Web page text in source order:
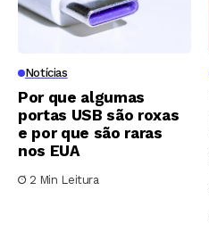
Notícias
Por que algumas
portas USB são roxas
e por que são raras
nos EUA
2 Min Leitura